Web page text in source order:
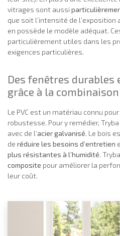
vitrages sont aussi
que soit l’intensité de l’exposition
en possède le modèle adéquat.
particulièrement utiles dans les
exigences particulières.
Des fenêtres durables
grâce à la
Le PVC est un matériau connu
robustesse. Pour y remédier,
avec de l’acier galvanisé. Le bois
de réduire les besoins d’entretien
plus résistantes à l’humidité.
composite pour améliorer la
leur coût.